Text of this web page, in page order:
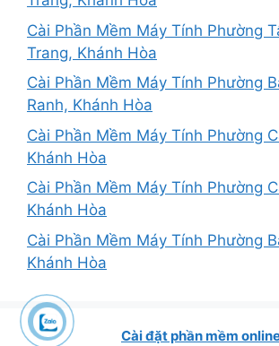
Cài Phần Mềm Máy Tính Phường
Trang, Khánh Hòa
Cài Phần Mềm Máy Tính Phường
Ranh, Khánh Hòa
Cài Phần Mềm Máy Tính Phường
Khánh Hòa
Cài Phần Mềm Máy Tính Phường
Khánh Hòa
Cài Phần Mềm Máy Tính Phường
Khánh Hòa
Cài đặt phần mềm